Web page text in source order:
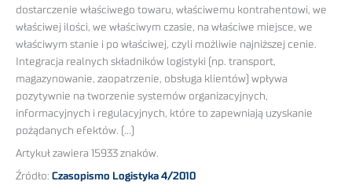
dostarczenie właściwego towaru, właściwemu kontrahentowi, we
właściwej ilości, we właściwym czasie, na właściwe miejsce, we
właściwym stanie i po właściwej, czyli możliwie najniższej cenie.
Integracja realnych składników logistyki (np. transport,
magazynowanie, zaopatrzenie, obsługa klientów) wpływa
pozytywnie na tworzenie systemów organizacyjnych,
informacyjnych i regulacyjnych, które to zapewniają uzyskanie
pożądanych efektów. (…)
Artykuł zawiera 15933 znaków.
Źródło: Czasopismo Logistyka 4/2010